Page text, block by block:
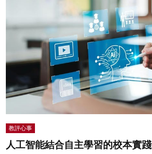
教評心事
人工智能結合自主學習的校本實踐